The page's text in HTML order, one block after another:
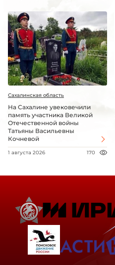
Сахалинская область
На Сахалине увековечили
память участника Великой
Отечественной войны
Татьяны Васильевны
Кочневой
1 августа 2026 170